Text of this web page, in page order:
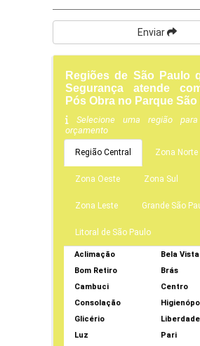
Enviar
Regiões de São Paulo
Segurança atende
Pós Obra no Parque
Selecione uma região
orçamento
Região Central Zona Norte
Zona Oeste Zona Sul
Zona Leste Grande São
Litoral de São Paulo
Aclimação
Bela Vista
Bom Retiro
Brás
Cambuci
Centro
Consolação
Glicério
Liberdade
Luz
Pari